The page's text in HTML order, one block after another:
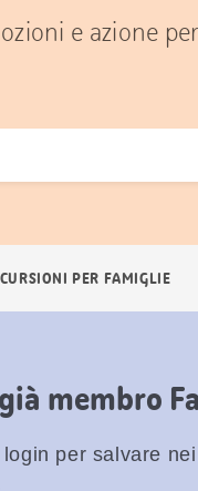
e azione
PER FAMIGLIE
membro
per salvare